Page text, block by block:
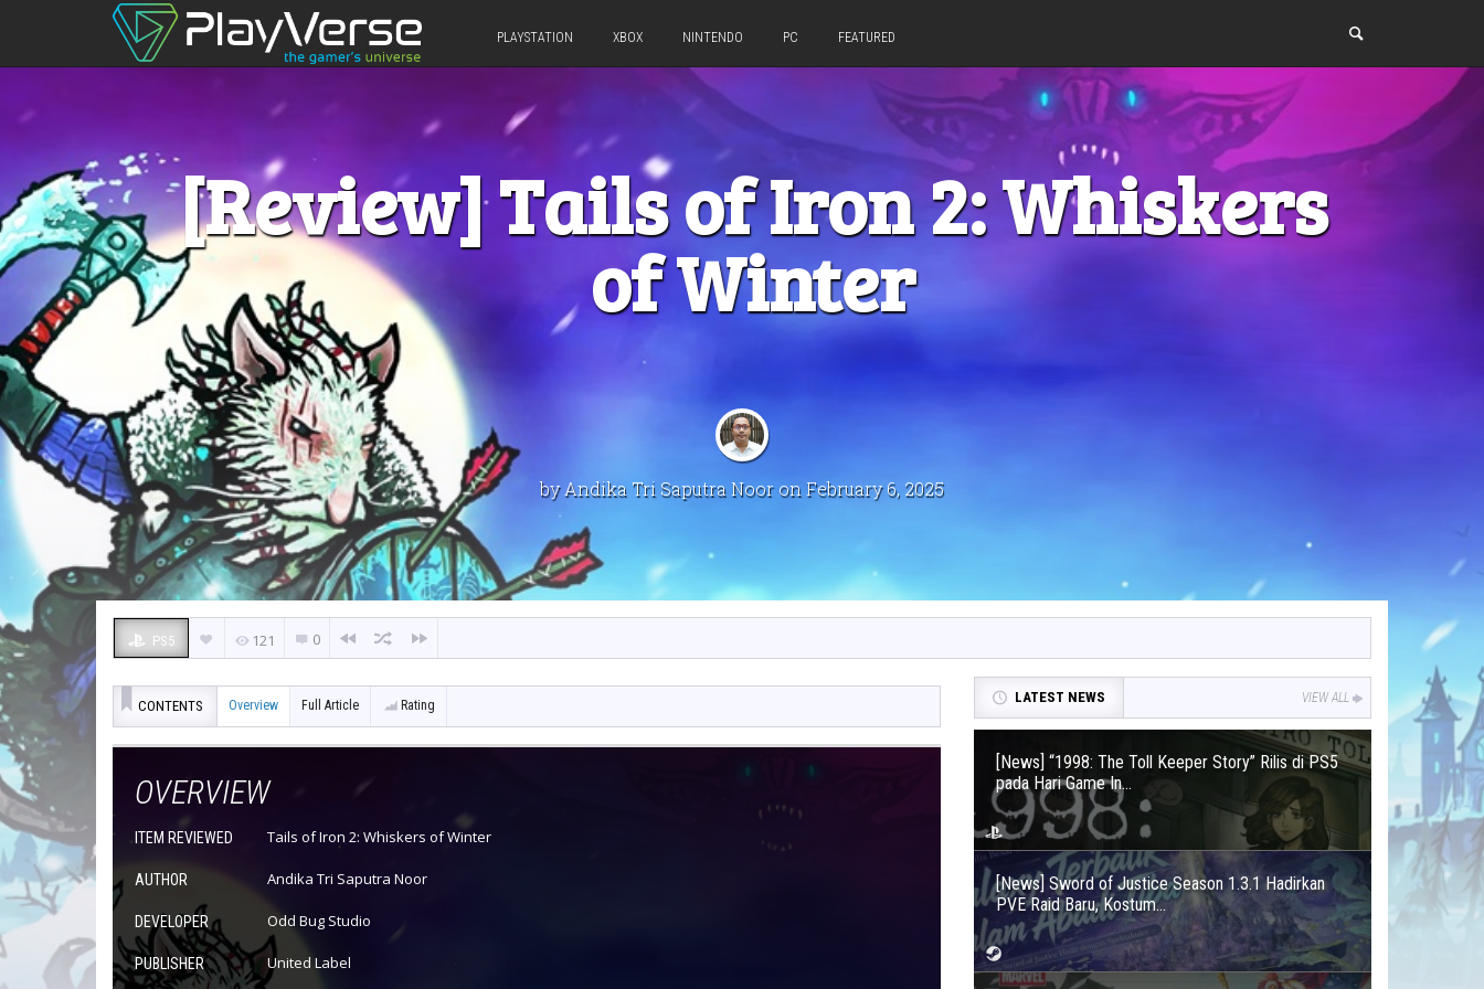
PLAYSTATION XBOX NINTENDO PC FEATURED
[Review] Tails of Iron 2: Whiskers
of Winter
byAndika Tri Saputra Nooron February 6, 2025
PS5 121 0
CONTENTS Overview Full Article Rating
OVERVIEW
ITEM REVIEWED Tails of Iron 2: Whiskers of Winter
AUTHOR Andika Tri Saputra Noor
DEVELOPER Odd Bug Studio
PUBLISHER United Label
LATEST NEWS VIEW ALL
[News] “1998: The Toll Keeper Story” Rilis di PS5
pada Hari Game In...
[News] Sword of Justice Season 1.3.1 Hadirkan
PVE Raid Baru, Kostum...